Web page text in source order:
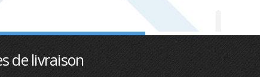
de livraison